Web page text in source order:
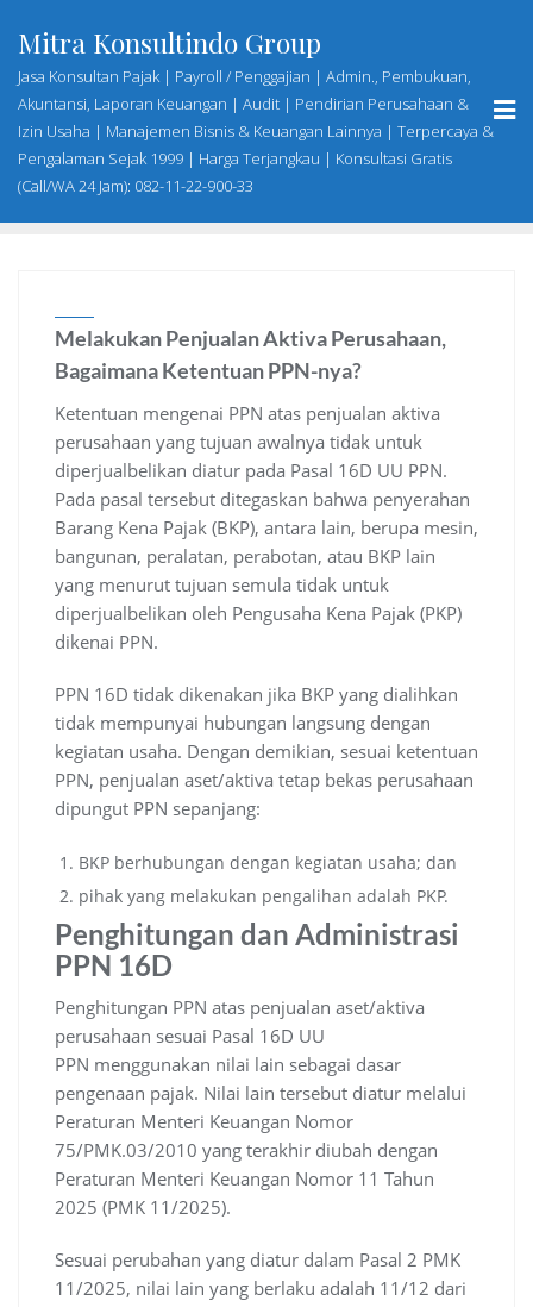
content
Mitra Konsultindo Group
Jasa Konsultan Pajak | Payroll / Penggajian | Admin., Pembukuan,
Akuntansi, Laporan Keuangan | Audit | Pendirian Perusahaan &
Izin Usaha | Manajemen Bisnis & Keuangan Lainnya | Terpercaya &
Pengalaman Sejak 1999 | Harga Terjangkau | Konsultasi Gratis
(Call/WA 24 Jam): 082-11-22-900-33
Melakukan Penjualan Aktiva Perusahaan,
Bagaimana Ketentuan PPN-nya?
Ketentuan mengenai PPN atas penjualan aktiva
perusahaan yang tujuan awalnya tidak untuk
diperjualbelikan diatur pada Pasal 16D UU PPN.
Pada pasal tersebut ditegaskan bahwa penyerahan
Barang Kena Pajak (BKP), antara lain, berupa mesin,
bangunan, peralatan, perabotan, atau BKP lain
yang menurut tujuan semula tidak untuk
diperjualbelikan oleh Pengusaha Kena Pajak (PKP)
dikenai PPN.
PPN 16D tidak dikenakan jika BKP yang dialihkan
tidak mempunyai hubungan langsung dengan
kegiatan usaha. Dengan demikian, sesuai ketentuan
PPN, penjualan aset/aktiva tetap bekas perusahaan
dipungut PPN sepanjang:
BKP berhubungan dengan kegiatan usaha; dan
pihak yang melakukan pengalihan adalah PKP.
Penghitungan dan Administrasi
PPN 16D
Penghitungan PPN atas penjualan aset/aktiva
perusahaan sesuai Pasal 16D UU
PPN menggunakan nilai lain sebagai dasar
pengenaan pajak. Nilai lain tersebut diatur melalui
Peraturan Menteri Keuangan Nomor
75/PMK.03/2010 yang terakhir diubah dengan
Peraturan Menteri Keuangan Nomor 11 Tahun
2025 (PMK 11/2025).
Sesuai perubahan yang diatur dalam Pasal 2 PMK
11/2025, nilai lain yang berlaku adalah 11/12 dari